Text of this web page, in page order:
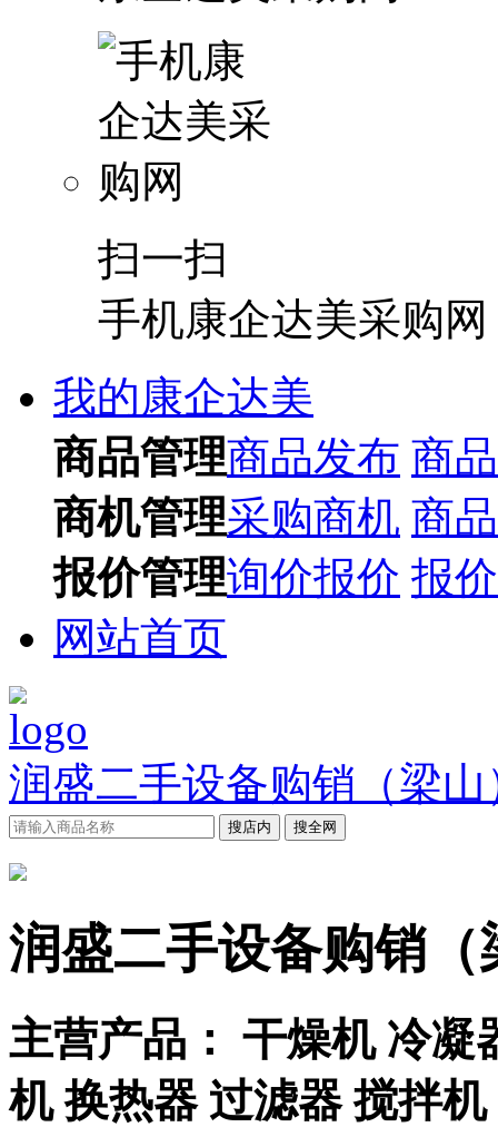
扫一扫
手机康企达美采购网
我的康企达美
商品管理商品发布 商
商机管理采购商机 商
报价管理询价报价 报
网站首页
润盛二手设备购销（梁
搜店内 搜全网
润盛二手设备购销
主营产品： 干燥机 冷凝
机 换热器 过滤器 搅拌